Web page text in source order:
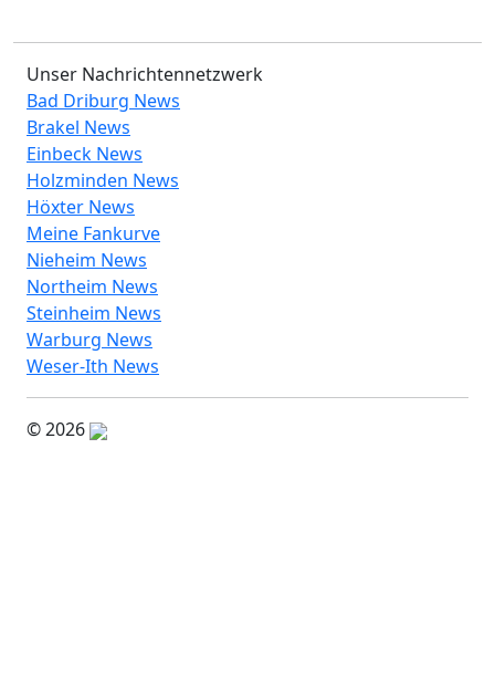
Unser Nachrichtennetzwerk
Bad Driburg News
Brakel News
Einbeck News
Holzminden News
Höxter News
Meine Fankurve
Nieheim News
Northeim News
Steinheim News
Warburg News
Weser-Ith News
© 2026